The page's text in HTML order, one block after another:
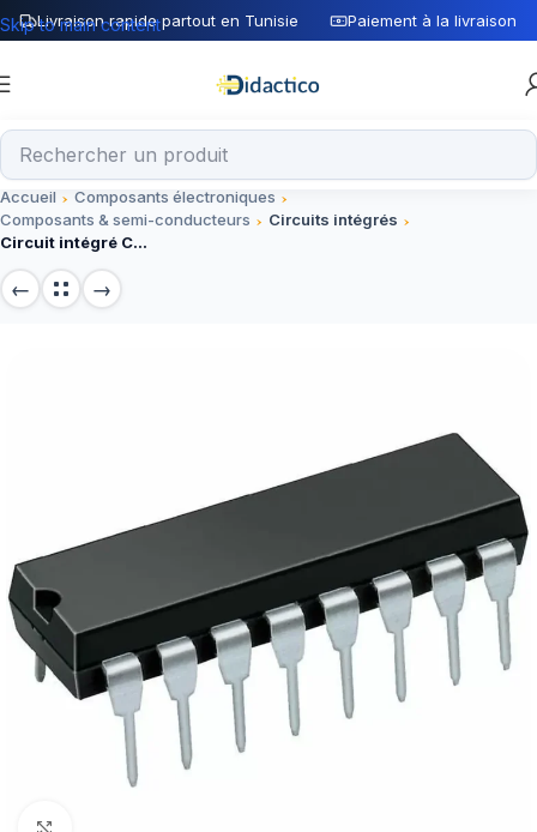
Livraison rapide partout en Tunisie Paiement à la livraison
Skip to main content
Accueil
Composants électroniques
Composants & semi-conducteurs
Circuits intégrés
Circuit intégré CD4520 DIP-16 CMOS, 14 broches, composant électronique